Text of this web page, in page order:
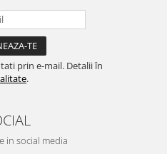
prin e-mail. Detalii în
.
in social media